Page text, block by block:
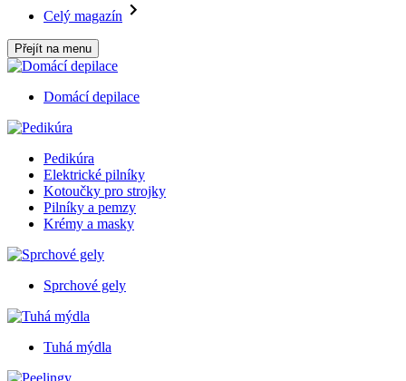
Celý magazín
Přejít na menu
Domácí depilace
Pedikúra
Elektrické pilníky
Kotoučky pro strojky
Pilníky a pemzy
Krémy a masky
Sprchové gely
Tuhá mýdla